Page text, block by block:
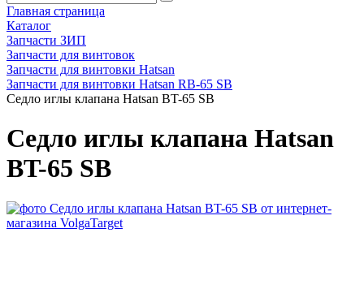
Главная страница
Каталог
Запчасти ЗИП
Запчасти для винтовок
Запчасти для винтовки Hatsan
Запчасти для винтовки Hatsan RB-65 SB
Седло иглы клапана Hatsan BT-65 SB
Седло иглы клапана Hatsan
BT-65 SB